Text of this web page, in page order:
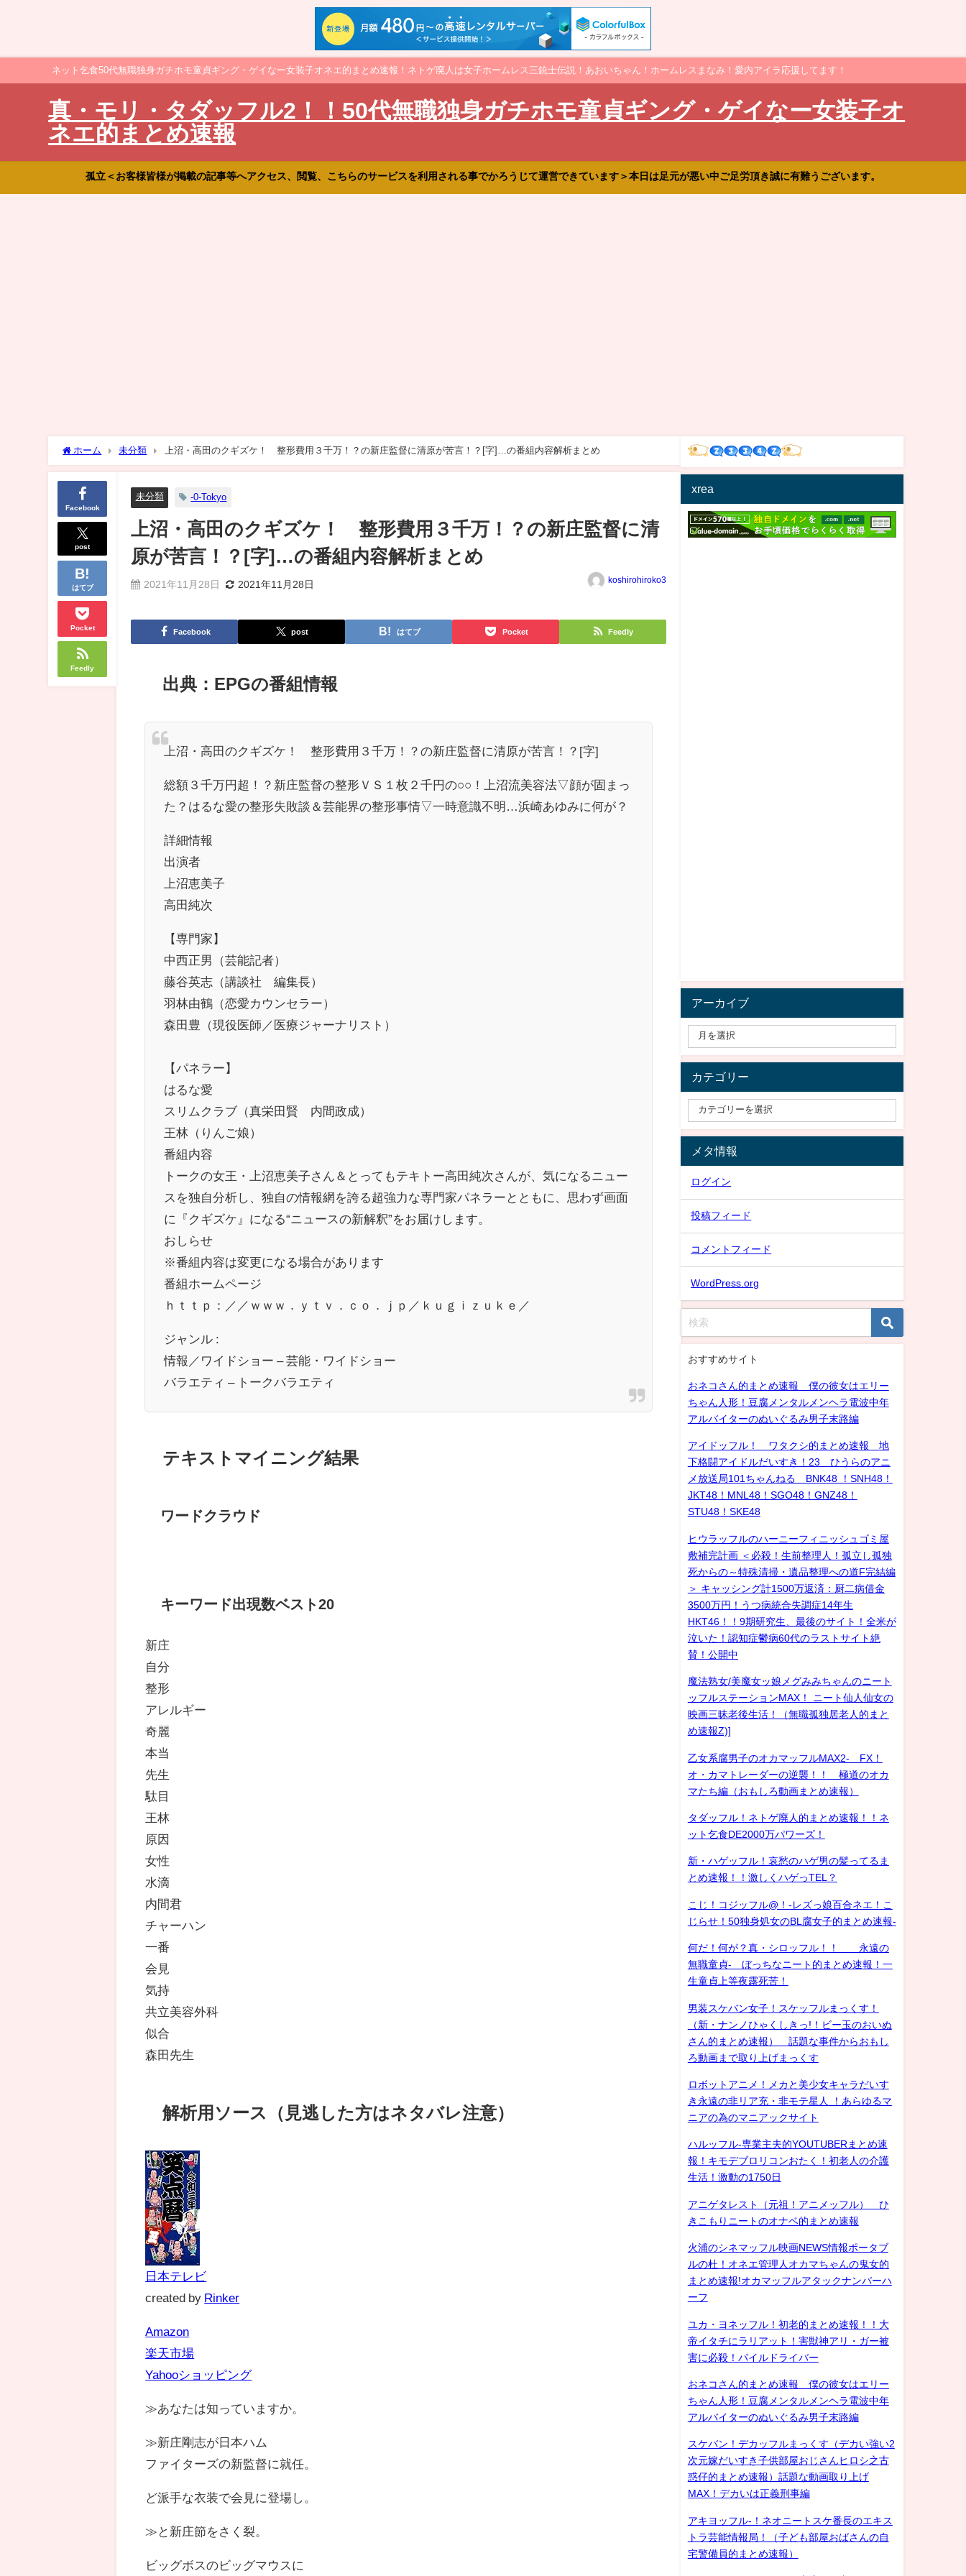
ネット乞食50代無職独身ガチホモ童貞ギング・ゲイなー女装子オネエ的まとめ速報！ネトゲ廃人は女子ホームレス三銃士伝説！あおいちゃん！ホームレスまなみ！愛内アイラ応援してます！
真・モリ・タダッフル2！！50代無職独身ガチホモ童貞ギング・ゲイなー女装子オ
ネエ的まとめ速報
孤立＜お客様皆様が掲載の記事等へアクセス、閲覧、こちらのサービスを利用される事でかろうじて運営できています＞本日は足元が悪い中ご足労頂き誠に有難うございます。
ホーム 未分類 上沼・高田のクギズケ！ 整形費用３千万！？の新庄監督に清原が苦言！？[字]…の番組内容解析まとめ
Facebook
post
はてブ
Pocket
Feedly
未分類 -0-Tokyo
上沼・高田のクギズケ！ 整形費用３千万！？の新庄監督に清
原が苦言！？[字]…の番組内容解析まとめ
2021年11月28日 2021年11月28日 koshirohiroko3
Facebook post はてブ Pocket Feedly
出典：EPGの番組情報
上沼・高田のクギズケ！ 整形費用３千万！？の新庄監督に清原が苦言！？[字]
総額３千万円超！？新庄監督の整形ＶＳ１枚２千円の○○！上沼流美容法▽顔が固まっ
た？はるな愛の整形失敗談＆芸能界の整形事情▽一時意識不明…浜崎あゆみに何が？
詳細情報
出演者
上沼恵美子
高田純次
【専門家】
中西正男（芸能記者）
藤谷英志（講談社 編集長）
羽林由鶴（恋愛カウンセラー）
森田豊（現役医師／医療ジャーナリスト）
【パネラー】
はるな愛
スリムクラブ（真栄田賢 内間政成）
王林（りんご娘）
番組内容
トークの女王・上沼恵美子さん＆とってもテキトー高田純次さんが、気になるニュー
スを独自分析し、独自の情報網を誇る超強力な専門家パネラーとともに、思わず画面
に『クギズケ』になる“ニュースの新解釈”をお届けします。
おしらせ
※番組内容は変更になる場合があります
番組ホームページ
ｈｔｔｐ：／／ｗｗｗ．ｙｔｖ．ｃｏ．ｊｐ／ｋｕｇｉｚｕｋｅ／
ジャンル :
情報／ワイドショー – 芸能・ワイドショー
バラエティ – トークバラエティ
テキストマイニング結果
ワードクラウド
キーワード出現数ベスト20
新庄
自分
整形
アレルギー
奇麗
本当
先生
駄目
王林
原因
女性
水滴
内間君
チャーハン
一番
会見
気持
共立美容外科
似合
森田先生
解析用ソース（見逃した方はネタバレ注意）
日本テレビ
created by Rinker
Amazon
楽天市場
Yahooショッピング
≫あなたは知っていますか。
≫新庄剛志が日本ハム
ファイターズの新監督に就任。
ど派手な衣装で会見に登場し。
≫と新庄節をさく裂。
ビッグボスのビッグマウスに
xrea
アーカイブ
カテゴリー
メタ情報
ログイン
投稿フィード
コメントフィード
WordPress.org
おすすめサイト
おネコさん的まとめ速報 僕の彼女はエリー
ちゃん人形！豆腐メンタルメンヘラ電波中年
アルバイターのぬいぐるみ男子末路編
アイドッフル！ ワタクシ的まとめ速報 地
下格闘アイドルだいすき！23 ひうらのアニ
メ放送局101ちゃんねる BNK48 ！SNH48！
JKT48！MNL48！SGO48！GNZ48！
STU48！SKE48
ヒウラッフルのハーニーフィニッシュゴミ屋
敷補完計画 ＜必殺！生前整理人！孤立し孤独
死からの～特殊清掃・遺品整理への道F完結編
＞ キャッシング計1500万返済：厨二病借金
3500万円！うつ病統合失調症14年生
HKT46！！9期研究生、最後のサイト！全米が
泣いた！認知症鬱病60代のラストサイト絶
賛！公開中
魔法熟女/美魔女ッ娘メグみみちゃんのニート
ッフルステーションMAX！ ニート仙人仙女の
映画三昧老後生活！（無職孤独居老人的まと
め速報Z)]
乙女系腐男子のオカマッフルMAX2- FX！
オ・カマトレーダーの逆襲！！ 極道のオカ
マたち編（おもしろ動画まとめ速報）
タダッフル！ネトゲ廃人的まとめ速報！！ネ
ット乞食DE2000万パワーズ！
新・ハゲッフル！哀愁のハゲ男の髪ってるま
とめ速報！！激しくハゲっTEL？
こじ！コジッフル@！-レズっ娘百合ネエ！こ
じらせ！50独身処女のBL腐女子的まとめ速報-
何だ！何が？真・シロッフル！！ 永遠の
無職童貞- ぼっちなニート的まとめ速報！一
生童貞上等夜露死苦！
男装スケバン女子！スケッフルまっくす！
（新・ナンノひゃくしきっ!！ビー玉のおいぬ
さん的まとめ速報） 話題な事件からおもし
ろ動画まで取り上げまっくす
ロボットアニメ！メカと美少女キャラだいす
き永遠の非リア充・非モテ星人 ！あらゆるマ
ニアの為のマニアックサイト
ハルッフル-専業主夫的YOUTUBERまとめ速
報！キモデブロリコンおたく！初老人の介護
生活！激動の1750日
アニゲタレスト（元祖！アニメッフル） ひ
きこもりニートのオナベ的まとめ速報
火浦のシネマッフル映画NEWS情報ポータブ
ルの杜！オネエ管理人オカマちゃんの鬼女的
まとめ速報!オカマッフルアタックナンバーハ
ーフ
ユカ・ヨネッフル！初老的まとめ速報！！大
帝イタチにラリアット！害獣神アリ・ガー被
害に必殺！パイルドライバー
おネコさん的まとめ速報 僕の彼女はエリー
ちゃん人形！豆腐メンタルメンヘラ電波中年
アルバイターのぬいぐるみ男子末路編
スケバン！デカッフルまっくす（デカい強い2
次元嫁だいすき子供部屋おじさんヒロシ之古
惑仔的まとめ速報）話題な動画取り上げ
MAX！デカいは正義刑事編
アキヨッフル-！ネオニートスケ番長のエキス
トラ芸能情報局！（子ども部屋おばさんの自
宅警備員的まとめ速報）